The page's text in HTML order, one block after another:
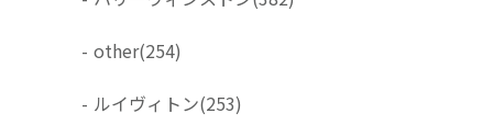
- other(254)
- ルイヴィトン(253)